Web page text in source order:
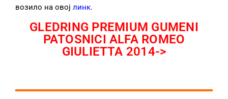
возило на овој линк.
GLEDRING PREMIUM GUMENI
PATOSNICI ALFA ROMEO
GIULIETTA 2014->